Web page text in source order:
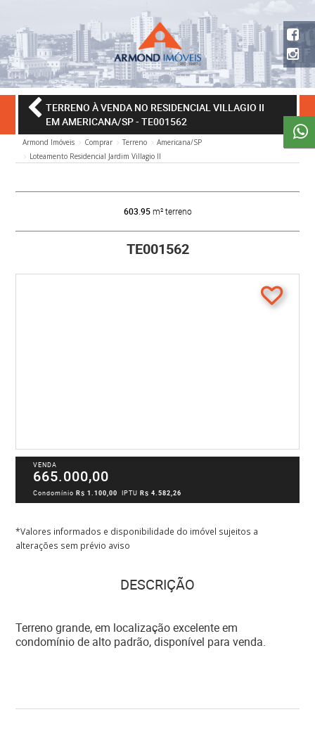
TERRENO À VENDA NO RESIDENCIAL VILLAGIO II
EM AMERICANA/SP- TE001562
Armond Imóveis Comprar Terreno
Americana/SP
Loteamento Residencial Jardim Villagio II
603.95m² terreno
TE001562
VENDA
665.000,00
CondomínioR$ 1.100,00 IPTUR$ 4.582,26
*Valores informados e disponibilidade do imóvel sujeitos a
alterações sem prévio aviso
DESCRIÇÃO
Terreno grande, em localização excelente em
condomínio de alto padrão, disponível para venda.